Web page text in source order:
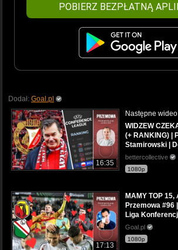
POBIERZ BEZPŁATNĄ
Dodał: Goal.pl
16:35
Następne
WIDZEW
(+ RANKING) |
Stamirowski |
bettercollective
1080p
17:13
MAMY TOP 15,
Przemowa #96
Liga
Goal.pl
1080p